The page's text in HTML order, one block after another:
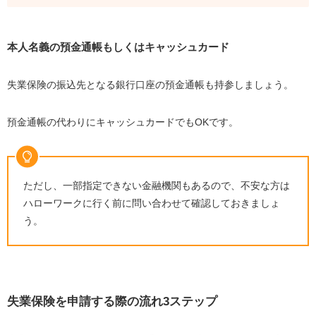
本人名義の預金通帳もしくはキャッシュカード
失業保険の振込先となる銀行口座の預金通帳も持参しましょう。
預金通帳の代わりにキャッシュカードでもOKです。
ただし、一部指定できない金融機関もあるので、不安な方は
ハローワークに行く前に問い合わせて確認しておきましょ
う。
失業保険を申請する際の流れ3ステップ